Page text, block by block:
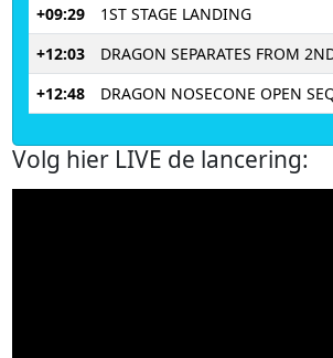
+09:29
1ST STAGE LANDING
+12:03
DRAGON SEPARATES FROM
+12:48
DRAGON NOSECONE OPEN
Volg hier LIVE de lancering: